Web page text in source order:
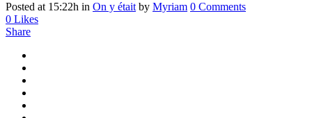
Posted at 15:22h in On y était by Myriam 0 Comments
0 Likes
Share